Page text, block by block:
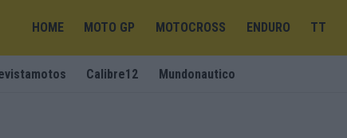
HOME MOTO GP MOTOCROSS ENDURO TT
Calibre12 Mundonautico